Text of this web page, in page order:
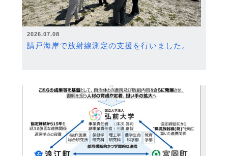
2026.07.08
請戸海岸で放射線測定の支援を行いました。